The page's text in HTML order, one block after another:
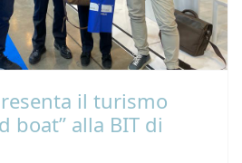
il turismo
boat” alla BIT di